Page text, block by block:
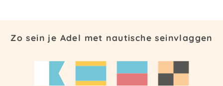
Zo sein je Adel met nautische seinvlaggen